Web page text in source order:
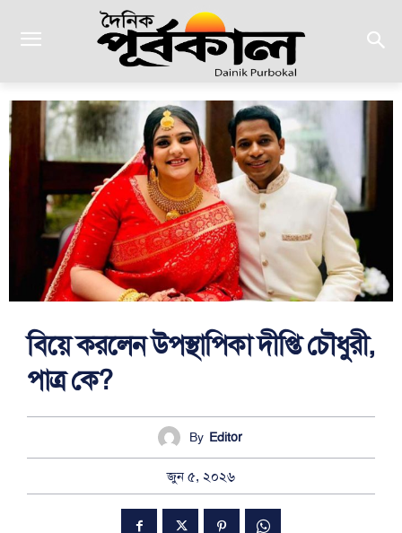
বিয়ে করলেন উপস্থাপিকা দীপ্তি চৌধুরী,
পাত্র কে?
By Editor
জুন ৫, ২০২৬